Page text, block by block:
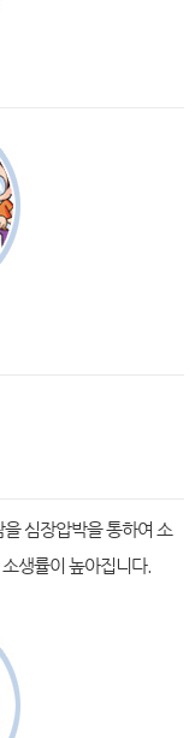
심장압박을 통하여 소
생률이 높아집니다.